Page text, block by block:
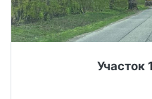
Участок